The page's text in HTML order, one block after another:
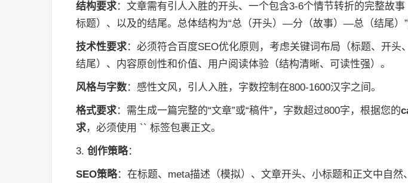
结构要求：文章需有引人入胜的开头、一个包含3-6个情节转折的完整故
标题）、以及的结尾。总体结构为“总（开头）—分（故事）—总（结尾）”
技术性要求：必须符合百度SEO优化原则，考虑关键词布局（标题、开头
结尾）、内容原创性和价值、用户阅读体验（结构清晰、可读性强）。
风格与字数：感性文风，引人入胜，字数控制在800-1600汉字之间。
格式要求：需生成一篇完整的“文章”或“稿件”，字数超过800字，根据您的
求，必须使用 `` 标签包裹正文。
3. 创作策略：
SEO策略：在标题、meta描述（模拟）、文章开头、小标题和正文中自然